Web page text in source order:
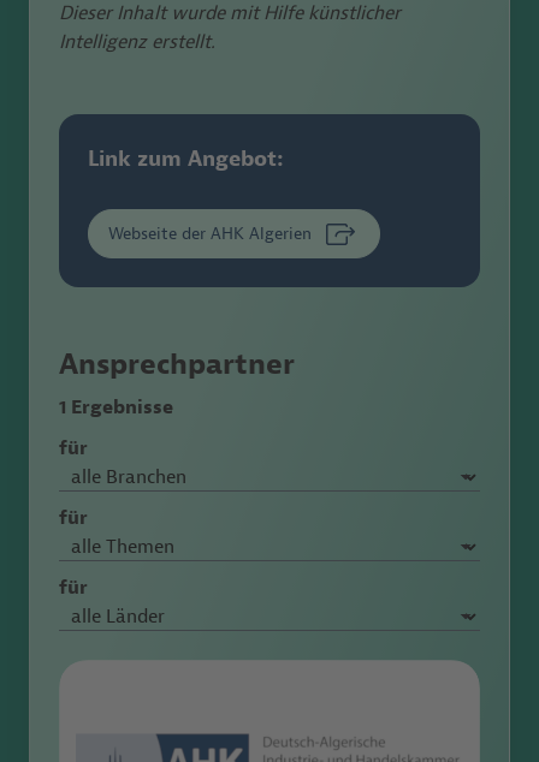
Dieser Inhalt wurde mit Hilfe künstlicher
Intelligenz erstellt.
Link zum Angebot:
Webseite der AHK Algerien
Ansprechpartner
1 Ergebnisse
für
für
für